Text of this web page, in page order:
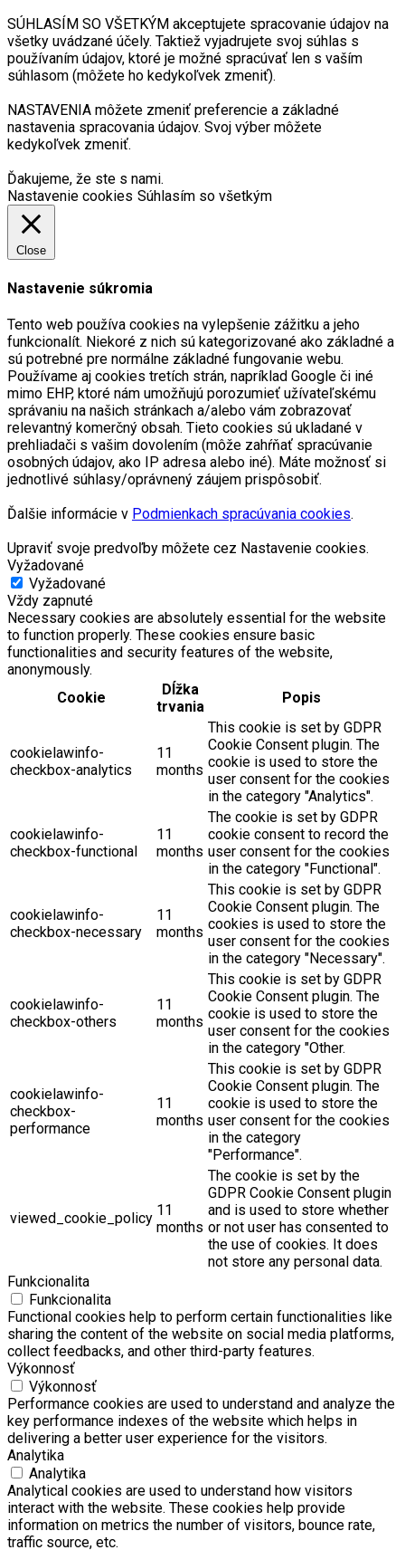
SÚHLASÍM SO VŠETKÝM akceptujete spracovanie údajov na
všetky uvádzané účely. Taktiež vyjadrujete svoj súhlas s
používaním údajov, ktoré je možné spracúvať len s vaším
súhlasom (môžete ho kedykoľvek zmeniť).
NASTAVENIA môžete zmeniť preferencie a základné
nastavenia spracovania údajov. Svoj výber môžete
kedykoľvek zmeniť.
Ďakujeme, že ste s nami.
Nastavenie cookies Súhlasím so všetkým
Close
Nastavenie súkromia
Tento web používa cookies na vylepšenie zážitku a jeho
funkcionalít. Niekoré z nich sú kategorizované ako základné a
sú potrebné pre normálne základné fungovanie webu.
Používame aj cookies tretích strán, napríklad Google či iné
mimo EHP, ktoré nám umožňujú porozumieť užívateľskému
správaniu na našich stránkach a/alebo vám zobrazovať
relevantný komerčný obsah. Tieto cookies sú ukladané v
prehliadači s vašim dovolením (môže zahŕňať spracúvanie
osobných údajov, ako IP adresa alebo iné). Máte možnosť si
jednotlivé súhlasy/oprávnený záujem prispôsobiť.
Ďalšie informácie v Podmienkach spracúvania cookies.
Upraviť svoje predvoľby môžete cez Nastavenie cookies.
Vyžadované
Vyžadované
Vždy zapnuté
Necessary cookies are absolutely essential for the website
to function properly. These cookies ensure basic
functionalities and security features of the website,
anonymously.
Cookie
Dĺžka
trvania
Popis
cookielawinfo-
checkbox-analytics
11
months
This cookie is set by GDPR
Cookie Consent plugin. The
cookie is used to store the
user consent for the cookies
in the category "Analytics".
cookielawinfo-
checkbox-functional
11
months
The cookie is set by GDPR
cookie consent to record the
user consent for the cookies
in the category "Functional".
cookielawinfo-
checkbox-necessary
11
months
This cookie is set by GDPR
Cookie Consent plugin. The
cookies is used to store the
user consent for the cookies
in the category "Necessary".
cookielawinfo-
checkbox-others
11
months
This cookie is set by GDPR
Cookie Consent plugin. The
cookie is used to store the
user consent for the cookies
in the category "Other.
cookielawinfo-
checkbox-
performance
11
months
This cookie is set by GDPR
Cookie Consent plugin. The
cookie is used to store the
user consent for the cookies
in the category
"Performance".
viewed_cookie_policy 11
months
The cookie is set by the
GDPR Cookie Consent plugin
and is used to store whether
or not user has consented to
the use of cookies. It does
not store any personal data.
Funkcionalita
Funkcionalita
Functional cookies help to perform certain functionalities like
sharing the content of the website on social media platforms,
collect feedbacks, and other third-party features.
Výkonnosť
Výkonnosť
Performance cookies are used to understand and analyze the
key performance indexes of the website which helps in
delivering a better user experience for the visitors.
Analytika
Analytika
Analytical cookies are used to understand how visitors
interact with the website. These cookies help provide
information on metrics the number of visitors, bounce rate,
traffic source, etc.